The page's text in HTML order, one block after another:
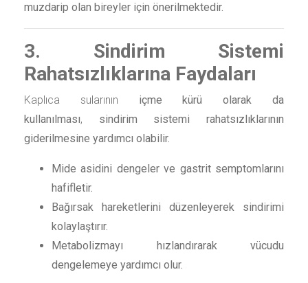
muzdarip olan bireyler için önerilmektedir.
3. Sindirim Sistemi
Rahatsızlıklarına Faydaları
Kaplıca sularının içme kürü olarak da
kullanılması, sindirim sistemi rahatsızlıklarının
giderilmesine yardımcı olabilir.
Mide asidini dengeler ve gastrit semptomlarını
hafifletir.
Bağırsak hareketlerini düzenleyerek sindirimi
kolaylaştırır.
Metabolizmayı hızlandırarak vücudu
dengelemeye yardımcı olur.